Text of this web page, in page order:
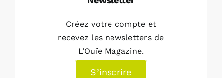
Créez votre compte et
recevez les newsletters de
L’Ouïe Magazine.
S’inscrire